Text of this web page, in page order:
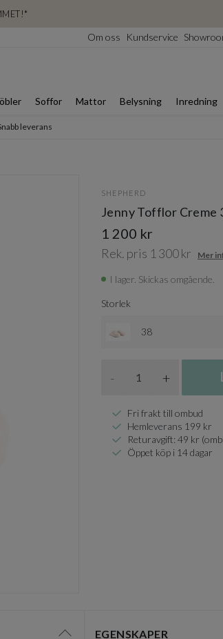
Om oss Kundservice
Soffor Mattor Belysning Inredning
leverans
SHEPHERD
Jenny Tofflor Creme
1 200 kr
Rek. pris 1 300 kr Mer
I lager. Skickas omgående.
Storlek
38
- +
Fri frakt till ombud
Hemleverans 199 kr
Returavgift: 49 kr
Öppet köp i 14 dagar
EGENSKAPER